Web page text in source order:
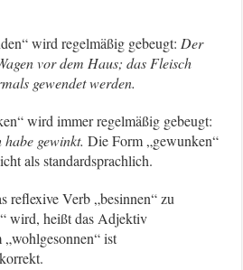
wird regelmäßig gebeugt:Der
vor dem Haus; das Fleisch
gewendet werden.
wird immer regelmäßig gebeugt:
gewinkt. Die Form „gewunken“
als standardsprachlich.
reflexive Verb „besinnen“ zu
wird, heißt das Adjektiv
ist